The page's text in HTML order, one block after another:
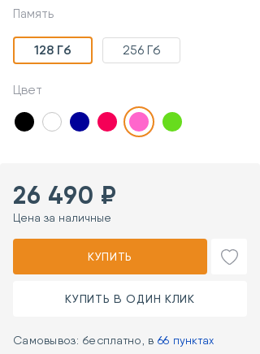
Память
128 Гб 256 Гб
Цвет
26 490 ₽
Цена за наличные
КУПИТЬ
КУПИТЬ В ОДИН КЛИК
Самовывоз: бесплатно, в 66 пунктах